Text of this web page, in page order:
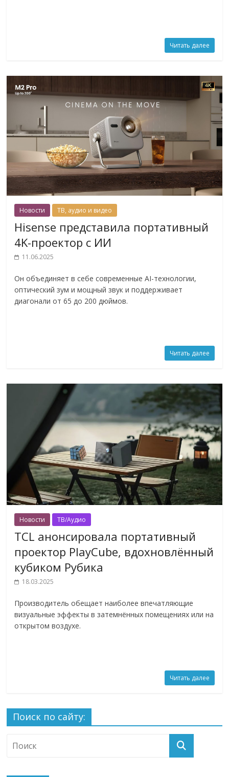
Читать далее
Новости ТВ, аудио и видео
Hisense представила портативный
4K-проектор с ИИ
11.06.2025
Он объединяет в себе современные AI-технологии,
оптический зум и мощный звук и поддерживает
диагонали от 65 до 200 дюймов.
Читать далее
Новости ТВ/Аудио
TCL анонсировала портативный
проектор PlayCube, вдохновлённый
кубиком Рубика
18.03.2025
Производитель обещает наиболее впечатляющие
визуальные эффекты в затемнённых помещениях или на
открытом воздухе.
Читать далее
Поиск по сайту: